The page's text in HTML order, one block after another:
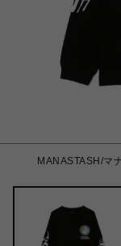
MANASTASH/マ